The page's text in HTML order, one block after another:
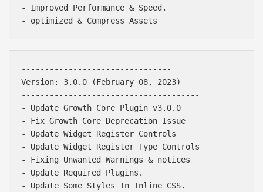
- Improved Performance & Speed.
--------------------------------
Version: 3.0.0 (February 08, 2023)
--------------------------------------
- Update Growth Core Plugin v3.0.0
- Fix Growth Core Deprecation Issue
- Update Widget Register Controls
- Update Widget Register Type Controls
- Fixing Unwanted Warnings & notices
- Update Required Plugins.
- Update Some Styles In Inline CSS.